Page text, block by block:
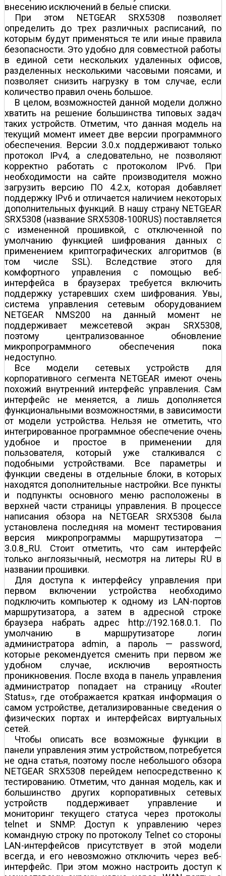
внесению исключений в белые списки.
При этом NETGEAR SRX5308 позволяет
определить до трех различных расписаний, по
которым будут применяться те или иные правила
безопасности. Это удобно для совместной работы
в единой сети нескольких удаленных офисов,
разделенных несколькими часовыми поясами, и
позволяет снизить нагрузку в том случае, если
количество правил очень большое.
В целом, возможностей данной модели должно
хватить на решение большинства типовых задач
таких устройств. Отметим, что данная модель на
текущий момент имеет две версии программного
обеспечения. Версии 3.0.x поддерживают только
протокол IPv4, а следовательно, не позволяют
корректно работать с протоколом IPv6. При
необходимости на сайте производителя можно
загрузить версию ПО 4.2.x, которая добавляет
поддержку IPv6 и отличается наличием некоторых
дополнительных функций. В нашу страну NETGEAR
SRX5308 (название SRX5308-100RUS) поставляется
с измененной прошивкой, с отключенной по
умолчанию функцией шифрования данных с
применением криптографических алгоритмов (в
том числе SSL). Вследствие этого для
комфортного управления с помощью веб­
интерфейса в браузерах требуется включить
поддержку устаревших схем шифрования. Увы,
система управления сетевым оборудованием
NETGEAR NMS200 на данный момент не
поддерживает межсетевой экран SRX5308,
поэтому централизованное обновление
микропрограммного обеспечения пока
недоступно.
Все модели сетевых устройств для
корпоративного сегмента NETGEAR имеют очень
похожий внутренний интерфейс управления. Сам
интерфейс не меняется, а лишь дополняется
функциональными возможностями, в зависимости
от модели устройства. Нельзя не отметить, что
интегрированное программное обеспечение очень
удобное и простое в применении для
пользователя, который уже сталкивался с
подобными устройствами. Все параметры и
функции сведены в отдельные блоки, в которых
находятся дополнительные настройки. Все пункты
и подпункты основного меню расположены в
верхней части страницы управления. В процессе
написания обзора на NETGEAR SRX5308 была
установлена последняя на момент тестирования
версия микропрограммы маршрутизатора —
3.0.8_RU. Стоит отметить, что сам интерфейс
только англоязычный, несмотря на литеры RU в
названии прошивки.
Для доступа к интерфейсу управления при
первом включении устройства необходимо
подключить компьютер к одному из LAN-портов
маршрутизатора, а затем в адресной строке
браузера набрать адрес http://192.168.0.1. По
умолчанию в маршрутизаторе логин
администратора admin, а пароль — password,
которые рекомендуется сменить при первом же
удобном случае, исключив вероятность
проникновения. После входа в панель управления
администратор попадает на страницу «Router
Status», где отображается краткая информация о
самом устройстве, детализированные сведения о
физических портах и интерфейсах виртуальных
сетей.
Чтобы описать все возможные функции в
панели управления этим устройством, потребуется
не одна статья, поэтому после небольшого обзора
NETGEAR SRX5308 перейдем непосредственно к
тестированию. Отметим, что данная модель, как и
большинство других корпоративных сетевых
устройств поддерживает управление и
мониторинг текущего статуса через протоколы
telnet и SNMP. Доступ к управлению через
командную строку по протоколу Telnet со стороны
LAN-интерфейсов присутствует в этой модели
всегда, и его невозможно отключить через веб­
интерфейс. При этом можно настроить доступ к